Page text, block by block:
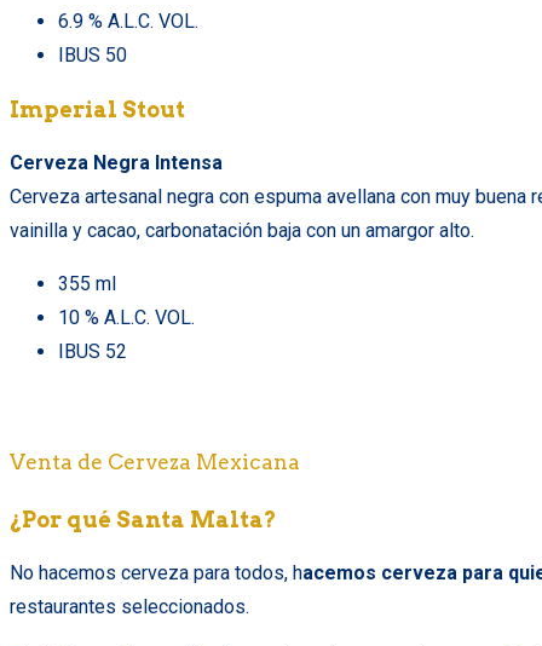
6.9 % A.L.C. VOL.
IBUS 50
Imperial Stout
Cerveza Negra Intensa
Cerveza artesanal negra con espuma avellana con muy
vainilla y cacao, carbonatación baja con un amargor alto.
355 ml
10 % A.L.C. VOL.
IBUS 52
Venta de Cerveza Mexicana
¿Por qué Santa Malta?
No hacemos cerveza para todos, hacemos cerveza para
restaurantes seleccionados.